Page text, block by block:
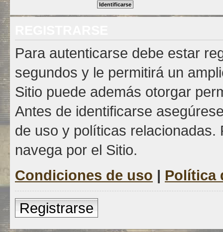
Para autenticarse debe estar
segundos y le permitirá un
Sitio puede además otorgar
Antes de identificarse
de uso y políticas
navega por el Sitio.
Condiciones de uso | Política
Registrarse